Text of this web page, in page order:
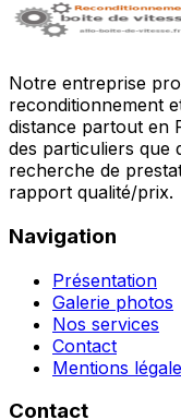
Notre entreprise
reconditionnement
distance partout en
des particuliers que
recherche de
rapport qualité/prix.
Navigation
Présentation
Galerie photos
Nos services
Contact
Mentions
Contact